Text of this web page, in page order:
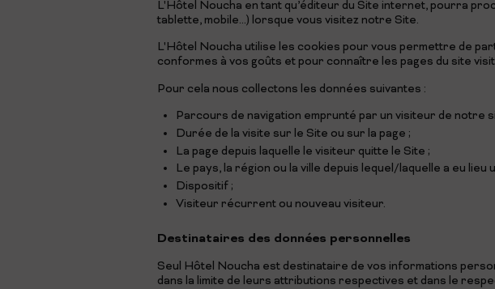
L'Hôtel Noucha en tant qu’éditeur du Site internet, pourra
tablette, mobile...) lorsque vous visitez notre Site.
L'Hôtel Noucha utilise les cookies pour vous permettre de
conformes à vos goûts et pour connaître les pages du site
Pour cela nous collectons les données suivantes :
Parcours de navigation emprunté par un visiteur de notre
Durée de la visite sur le Site ou sur la page ;
La page depuis laquelle le visiteur quitte le Site ;
Le pays, la région ou la ville depuis lequel/laquelle a eu lieu
Dispositif ;
Visiteur récurrent ou nouveau visiteur.
Destinataires des données personnelles
Seul Hôtel Noucha est destinataire de vos informations
dans la limite de leurs attributions respectives et dans le